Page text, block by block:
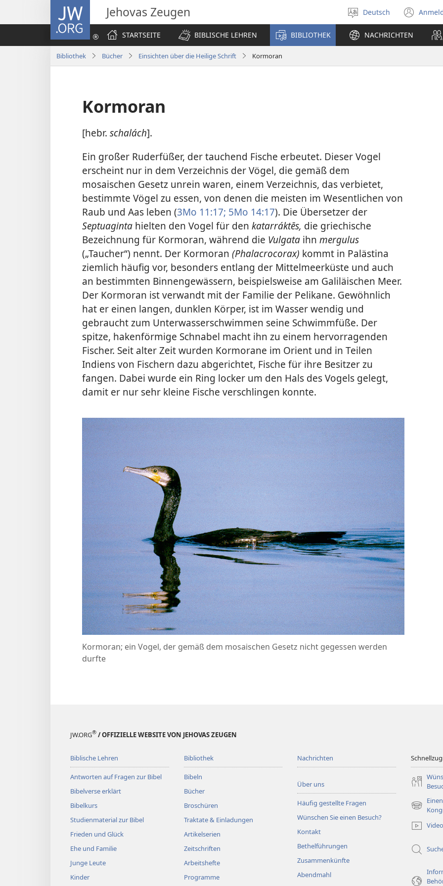
JW.ORG Jehovas Zeugen
Sprache
auswählen
Deutsch
STARTSEITE
BIBLISCHE LEHREN BIBLIOTHEK NACHRICHTEN
Bibliothek Bücher Einsichten über die Heilige Schrift Kormoran
Kormoran
[hebr. schalách].
Ein großer Ruderfüßer, der tauchend Fische erbeutet. Dieser Vogel
erscheint nur in dem Verzeichnis der Vögel, die gemäß dem
mosaischen Gesetz unrein waren, einem Verzeichnis, das verbietet,
bestimmte Vögel zu essen, von denen die meisten im Wesentlichen von
Raub und Aas leben (3Mo 11:17; 5Mo 14:17). Die Übersetzer der
Septuaginta hielten den Vogel für den katarráktēs, die griechische
Bezeichnung für Kormoran, während die Vulgata ihn mergulus
(„Taucher“) nennt. Der Kormoran (Phalacrocorax) kommt in Palästina
ziemlich häufig vor, besonders entlang der Mittelmeerküste und auch
an bestimmten Binnengewässern, beispielsweise am Galiläischen Meer.
Der Kormoran ist verwandt mit der Familie der Pelikane. Gewöhnlich
hat er einen langen, dunklen Körper, ist im Wasser wendig und
gebraucht zum Unterwasserschwimmen seine Schwimmfüße. Der
spitze, hakenförmige Schnabel macht ihn zu einem hervorragenden
Fischer. Seit alter Zeit wurden Kormorane im Orient und in Teilen
Indiens von Fischern dazu abgerichtet, Fische für ihre Besitzer zu
fangen. Dabei wurde ein Ring locker um den Hals des Vogels gelegt,
damit er nur sehr kleine Fische verschlingen konnte.
Kormoran; ein Vogel, der gemäß dem mosaischen Gesetz nicht gegessen werden
durfte
JW.ORG® / OFFIZIELLE WEBSITE VON JEHOVAS ZEUGEN
Biblische Lehren
Antworten auf Fragen zur Bibel
Bibelverse erklärt
Bibelkurs
Studienmaterial zur Bibel
Frieden und Glück
Ehe und Familie
Junge Leute
Kinder
Bibliothek
Bibeln
Bücher
Broschüren
Traktate & Einladungen
Artikelserien
Zeitschriften
Arbeitshefte
Programme
Nachrichten
Über uns
Häufig gestellte Fragen
Wünschen Sie einen Besuch?
Kontakt
Bethelführungen
Zusammenkünfte
Abendmahl
(öffnet
Fenster)